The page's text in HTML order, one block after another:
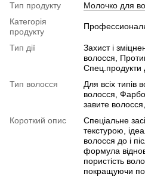
Тип продукту
Молочко для
Категорія
продукту
Тип дії
Захист і
волосся,
Спец.продукти
Тип волосся
Для всіх типів
волосся,
завите
Короткий опис
Спеціальне
текстурою,
волосся до і
формула
пористість
покращуючи